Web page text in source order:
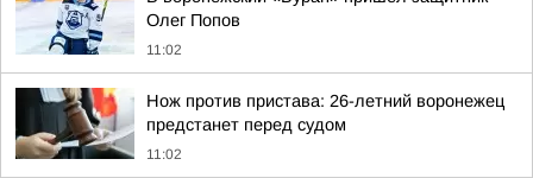
Олег Попов
11:02
Нож против пристава: 26-летний воронежец
предстанет перед судом
11:02